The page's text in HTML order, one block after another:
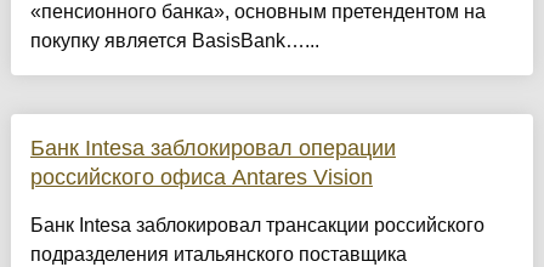
«пенсионного банка», основным претендентом на
покупку является BasisBank…...
Банк Intesa заблокировал операции
российского офиса Antares Vision
Банк Intesa заблокировал трансакции российского
подразделения итальянского поставщика